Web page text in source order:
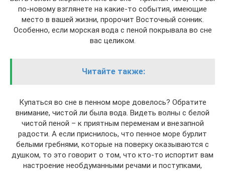
по-новому взглянете на какие-то события, имеющие
место в вашей жизни, пророчит Восточный сонник.
Особенно, если морская вода с пеной покрывала во сне
вас целиком.
Читайте также:
Купаться во сне в пенном море довелось? Обратите
внимание, чистой ли была вода. Видеть волны с белой
чистой пеной – к приятным переменам и внезапной
радости. А если приснилось, что пенное море бурлит
белыми гребнями, которые на поверку оказываются с
душком, то это говорит о том, что кто-то испортит вам
настроение необдуманными речами и поступками,